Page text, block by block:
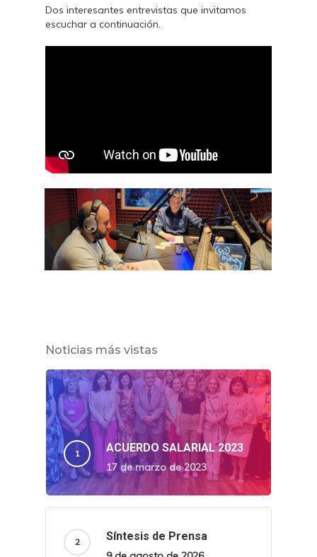
Dos interesantes entrevistas que invitamos
escuchar a continuación.
Noticias más vistas
ACUERDO SALARIAL 2023
17 de marzo de 2023
Síntesis de Prensa